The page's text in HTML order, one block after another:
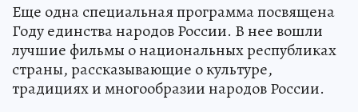
Еще одна специальная программа посвящена
Году единства народов России. В нее вошли
лучшие фильмы о национальных республиках
страны, рассказывающие о культуре,
традициях и многообразии народов России.